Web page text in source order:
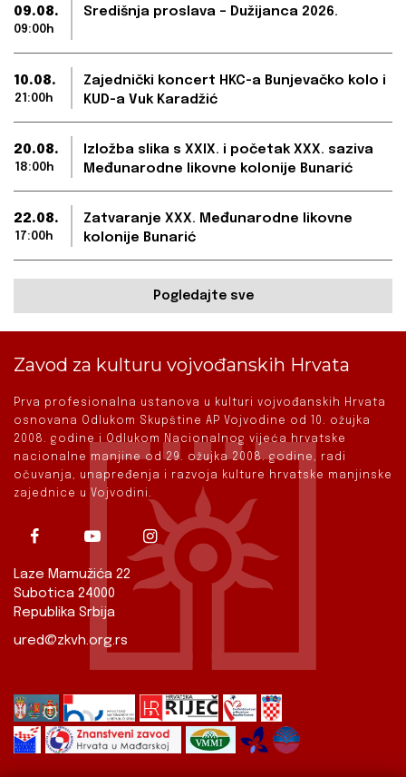
09.08.
09:00h
Središnja proslava – Dužijanca 2026.
10.08.
21:00h
Zajednički koncert HKC-a Bunjevačko kolo i
KUD-a Vuk Karadžić
20.08.
18:00h
Izložba slika s XXIX. i početak XXX. saziva
Međunarodne likovne kolonije Bunarić
22.08.
17:00h
Zatvaranje XXX. Međunarodne likovne
kolonije Bunarić
Pogledajte sve
Zavod za kulturu vojvođanskih Hrvata
Prva profesionalna ustanova u kulturi vojvođanskih Hrvata
osnovana Odlukom Skupštine AP Vojvodine od 10. ožujka
2008. godine i Odlukom Nacionalnog vijeća hrvatske
nacionalne manjine od 29. ožujka 2008. godine, radi
očuvanja, unapređenja i razvoja kulture hrvatske manjinske
zajednice u Vojvodini.
Laze Mamužića 22
Subotica 24000
Republika Srbija
ured@zkvh.org.rs